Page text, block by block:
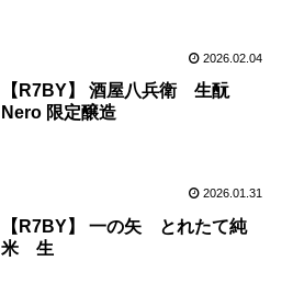
2026.02.04
【R7BY】 酒屋八兵衛 生酛
Nero 限定醸造
2026.01.31
【R7BY】 一の矢 とれたて純
米 生